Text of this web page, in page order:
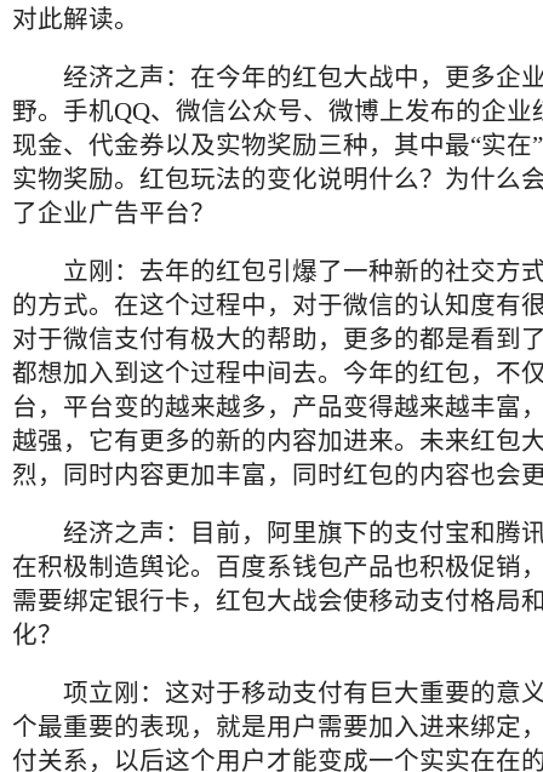
对此解读。
经济之声： 在今年的红包大战中，更多企
野。手机QQ、微信公众号、微博上发布的企业
现金、代金券以及实物奖励三种，其中最“实在
实物奖励。 红包玩法的变化说明什么？为什么
了企业广告平台？
立刚：去年的红包引爆了一种新的社交方
的方式。在这个过程中，对于微信的认知度有
对于微信支付有极大的帮助，更多的都是看到
都想加入到这个过程中间去。今年的红包，不
台，平台变的越来越多，产品变得越来越丰富
越强，它有更多的新的内容加进来。未来红包
烈，同时内容更加丰富，同时红包的内容也会
经济之声：目前，阿里旗下的支付宝和腾
在积极制造舆论。百度系钱包产品也积极促销
需要绑定银行卡，红包大战会使移动支付格局
化？
项立刚：这对于移动支付有巨大重要的意
个最重要的表现，就是用户需要加入进来绑定
付关系，以后这个用户才能变成一个实实在在